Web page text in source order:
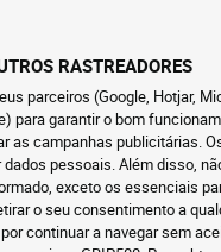
RASTREADORES
parceiros (Google, Hotjar,
para garantir o bom
as campanhas publicitárias.
pessoais. Além disso,
exceto os essenciais
o seu consentimento a
continuar a navegar sem